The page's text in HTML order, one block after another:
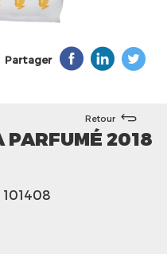
Partager
Retour
PARFUMÉ 2018
101408